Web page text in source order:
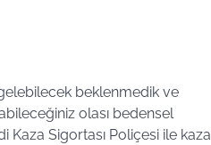
gelebilecek beklenmedik ve
olası bedensel
Kaza Sigortası Poliçesi ile kaza